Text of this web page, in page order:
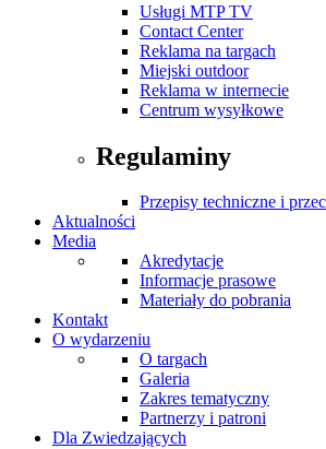
Usługi MTP TV
Contact Center
Reklama na targach
Miejski outdoor
Reklama w internecie
Centrum wysyłkowe
Regulaminy
Przepisy techniczne i
Aktualności
Media
Akredytacje
Informacje prasowe
Materiały do pobrania
Kontakt
O wydarzeniu
O targach
Galeria
Zakres tematyczny
Partnerzy i patroni
Dla Zwiedzających